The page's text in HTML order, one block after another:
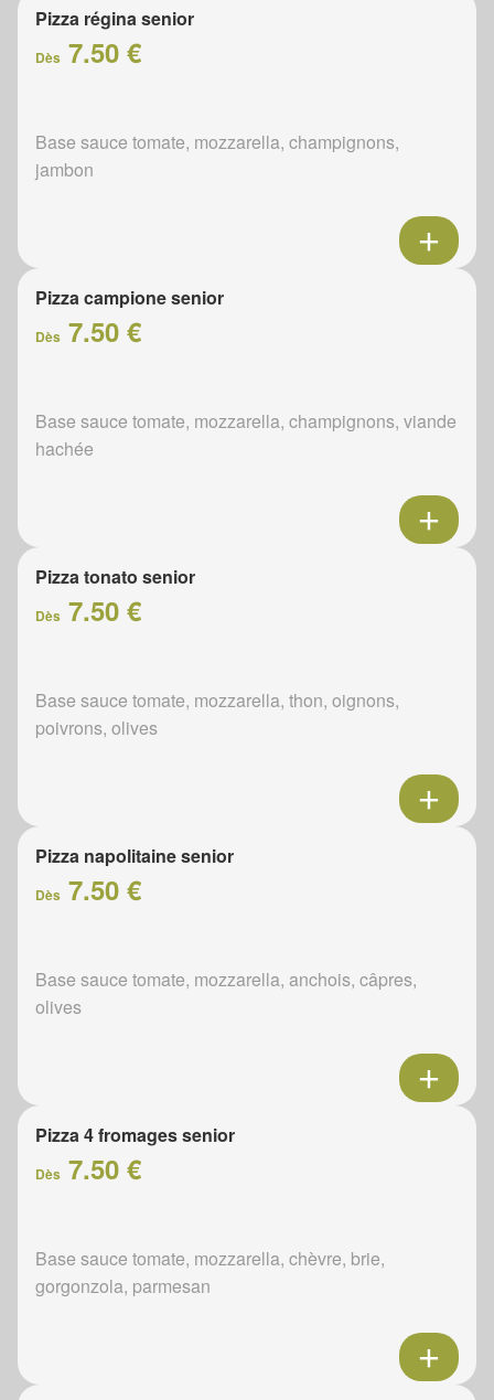
Pizza régina senior
Dès 7.50 €
Base sauce tomate, mozzarella, champignons,
jambon
Pizza campione senior
Dès 7.50 €
Base sauce tomate, mozzarella, champignons, viande
hachée
Pizza tonato senior
Dès 7.50 €
Base sauce tomate, mozzarella, thon, oignons,
poivrons, olives
Pizza napolitaine senior
Dès 7.50 €
Base sauce tomate, mozzarella, anchois, câpres,
olives
Pizza 4 fromages senior
Dès 7.50 €
Base sauce tomate, mozzarella, chèvre, brie,
gorgonzola, parmesan